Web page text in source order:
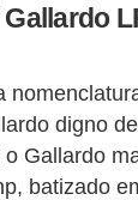
digno
Gallardo
batizado